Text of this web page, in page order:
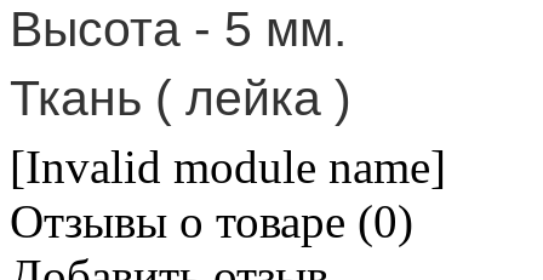
Высота - 5 мм.
Ткань ( лейка )
[Invalid module name]
Отзывы о товаре (0)